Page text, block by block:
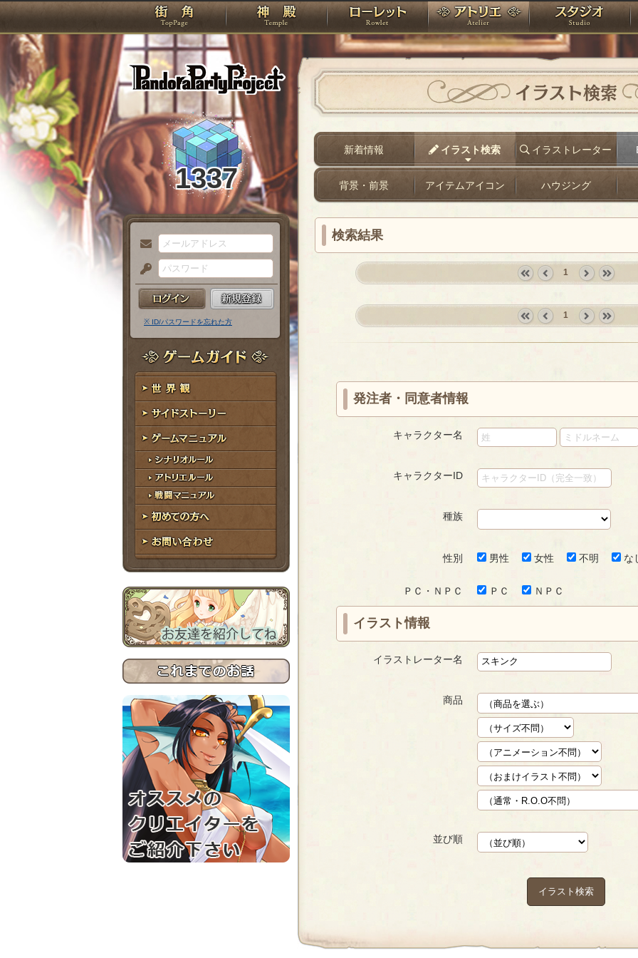
PandoraPartyProject
TOP 神殿 ローレット アトリエ
1337
メ
ー
ル
ア
ド
レ
ス
パ
ス
ー
ド
※ ID/パスワードを忘れた方
ゲームガイド
世界観
サイドストーリー
ゲームマニュアル
シナリオルール
アトリエルール
戦闘マニュアル
初めての方へ
お問い合わせ
イラスト検索
新着情報 イラスト検索 イラストレーター
背景・前景 アイテムアイコン ハウジング
検索結果
first prev
1
›
»
1
発注者・同意者情報
キャラクター名
キャラクターID
種族
性別 男性 女性 不明 な
ＰＣ・ＮＰＣ ＰＣ ＮＰＣ
イラスト情報
イラストレーター名
商品
並び順
イラスト検索